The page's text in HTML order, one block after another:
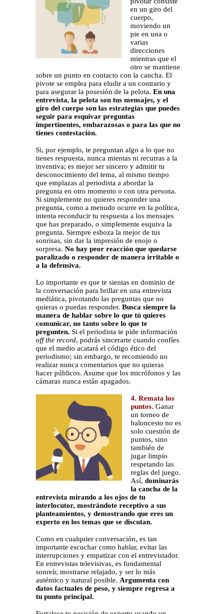
en un giro del
cuerpo,
moviendo un
pie en una o
varias
direcciones
mientras que el
otro se mantiene
sobre un punto en contacto con la cancha. El
pivote se emplea para eludir a un contrario y
para asegurar la posesión de la pelota. En una
entrevista, la pelota son tus mensajes, y el
giro del cuerpo son las estrategias que puedes
seguir para esquivar preguntas
impertinentes, embarazosas o para las que no
tienes contestación.
Si, por ejemplo, te preguntan algo a lo que no
tienes respuesta, nunca mientas ni recurras a la
inventiva; es mejor ser sincero y admitir tu
desconocimiento del tema, al mismo tiempo
que emplazas al periodista a abordar la
pregunta en otro momento o con otra persona.
Si simplemente no quieres responder una
pregunta, como a menudo ocurre en la política,
intenta reconducir tu respuesta a los mensajes
que has preparado, o simplemente esquiva la
pregunta. Siempre esboza la mejor de tus
sonrisas, sin dar la impresión de enojo o
sorpresa. No hay peor reacción que quedarse
paralizado o responder de manera irritable o
a la defensiva.
Lo importante es que te sientas en dominio de
la conversación para brillar en una entrevista
mediática, pivotando las preguntas que no
quieras o puedas responder. Busca siempre la
manera de hablar sobre lo que tú quieres
comunicar, no tanto sobre lo que te
pregunten. Si el periodista te pide información
off the record, podrás sincerarte cuando confíes
que el medio acatará el código ético del
periodismo; sin embargo, te recomiendo no
realizar nunca comentarios que no quieras
hacer públicos. Asume que los micrófonos y las
cámaras nunca están apagados.
4. Remata los
puntos. Ganar
un torneo de
baloncesto no es
solo cuestión de
puntos, sino
también de
jugar limpio
respetando las
reglas del juego.
Así, dominarás
la cancha de la
entrevista mirando a los ojos de tu
interlocutor, mostrándote receptivo a sus
planteamientos, y demostrando que eres un
experto en los temas que se discutan.
Como en cualquier conversación, es tan
importante escuchar como hablar, evitar las
interrupciones y empatizar con el entrevistador.
En entrevistas televisivas, es fundamental
sonreír, mostrarse relajado, y ser lo más
auténtico y natural posible. Argumenta con
datos factuales de peso, y siempre regresa a
tu punto principal.